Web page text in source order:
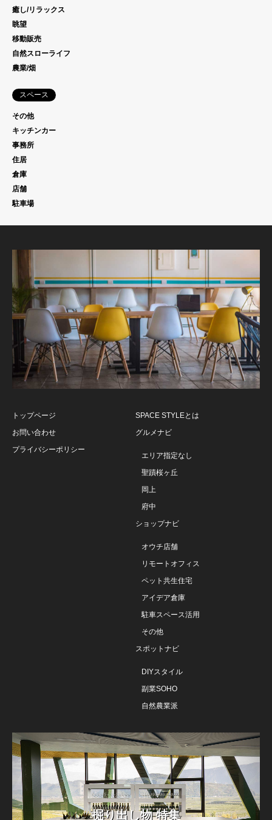
癒し/リラックス
眺望
移動販売
自然スローライフ
農業/畑
スペース
その他
キッチンカー
事務所
住居
倉庫
店舗
駐車場
トップページ
お問い合わせ
プライバシーポリシー
SPACE STYLEとは
グルメナビ
エリア指定なし
聖蹟桜ヶ丘
岡上
府中
ショップナビ
オウチ店舗
リモートオフィス
ペット共生住宅
アイデア倉庫
駐車スペース活用
その他
スポットナビ
DIYスタイル
副業SOHO
自然農業派
掘り出し物 特集